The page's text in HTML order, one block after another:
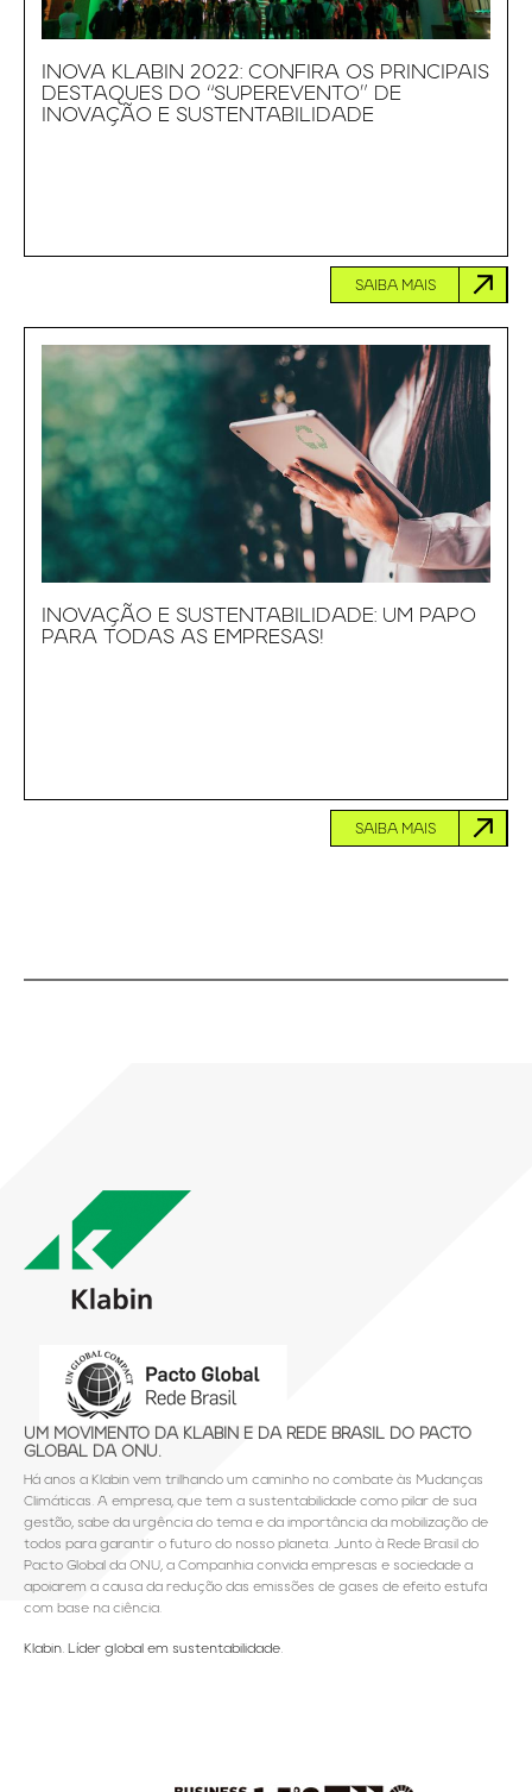
INOVA KLABIN 2022: CONFIRA OS PRINCIPAIS
DESTAQUES DO “SUPEREVENTO” DE
INOVAÇÃO E SUSTENTABILIDADE
SAIBA MAIS
INOVAÇÃO E SUSTENTABILIDADE: UM PAPO
PARA TODAS AS EMPRESAS!
SAIBA MAIS
UM MOVIMENTO DA KLABIN E DA REDE BRASIL DO PACTO
GLOBAL DA ONU.
Há anos a Klabin vem trilhando um caminho no combate às Mudanças
Climáticas. A empresa, que tem a sustentabilidade como pilar de sua
gestão, sabe da urgência do tema e da importância da mobilização de
todos para garantir o futuro do nosso planeta. Junto à Rede Brasil do
Pacto Global da ONU, a Companhia convida empresas e sociedade a
apoiarem a causa da redução das emissões de gases de efeito estufa
com base na ciência.
Klabin. Líder global em sustentabilidade.